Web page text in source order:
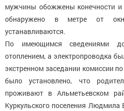
мужчины обожжены конечности и
обнаружено в метре от
устанавливаются.
По имеющимся сведениями
отоплением, а электропроводка
экстренном заседании комиссии
было установлено, что
проживают в Альметьевском
Куркульского поселения